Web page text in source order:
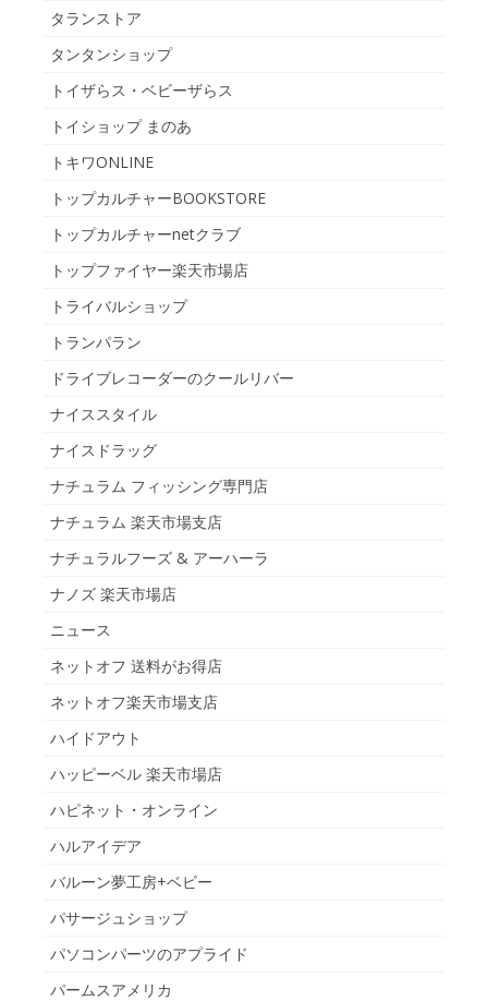
タランストア
タンタンショップ
トイザらス・ベビーザらス
トイショップ まのあ
トキワONLINE
トップカルチャーBOOKSTORE
トップカルチャーnetクラブ
トップファイヤー楽天市場店
トライバルショップ
トランパラン
ドライブレコーダーのクールリバー
ナイススタイル
ナイスドラッグ
ナチュラム フィッシング専門店
ナチュラム 楽天市場支店
ナチュラルフーズ & アーハーラ
ナノズ 楽天市場店
ニュース
ネットオフ 送料がお得店
ネットオフ楽天市場支店
ハイドアウト
ハッピーベル 楽天市場店
ハピネット・オンライン
ハルアイデア
バルーン夢工房+ベビー
パサージュショップ
パソコンパーツのアプライド
パームスアメリカ